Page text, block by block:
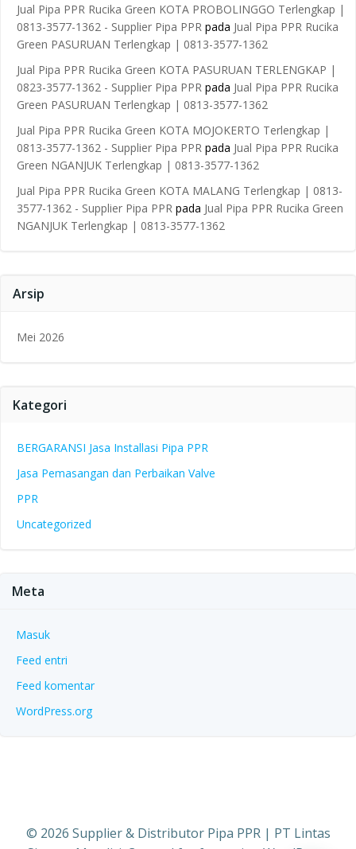
Jual Pipa PPR Rucika Green KOTA PROBOLINGGO Terlengkap |
0813-3577-1362 - Supplier Pipa PPR pada Jual Pipa PPR Rucika
Green PASURUAN Terlengkap | 0813-3577-1362
Jual Pipa PPR Rucika Green KOTA PASURUAN TERLENGKAP |
0823-3577-1362 - Supplier Pipa PPR pada Jual Pipa PPR Rucika
Green PASURUAN Terlengkap | 0813-3577-1362
Jual Pipa PPR Rucika Green KOTA MOJOKERTO Terlengkap |
0813-3577-1362 - Supplier Pipa PPR pada Jual Pipa PPR Rucika
Green NGANJUK Terlengkap | 0813-3577-1362
Jual Pipa PPR Rucika Green KOTA MALANG Terlengkap | 0813-
3577-1362 - Supplier Pipa PPR pada Jual Pipa PPR Rucika Green
NGANJUK Terlengkap | 0813-3577-1362
Arsip
Mei 2026
Kategori
BERGARANSI Jasa Installasi Pipa PPR
Jasa Pemasangan dan Perbaikan Valve
PPR
Uncategorized
Meta
Masuk
Feed entri
Feed komentar
WordPress.org
© 2026 Supplier & Distributor Pipa PPR | PT Lintas